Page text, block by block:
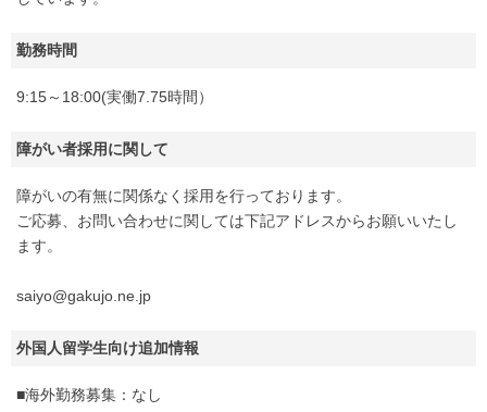
勤務時間
9:15～18:00(実働7.75時間）
障がい者採用に関して
障がいの有無に関係なく採用を行っております。
ご応募、お問い合わせに関しては下記アドレスからお願いいたし
ます。
saiyo@gakujo.ne.jp
外国人留学生向け追加情報
■海外勤務募集：なし